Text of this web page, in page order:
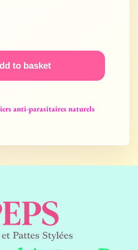
to basket
anti-parasitaires naturels